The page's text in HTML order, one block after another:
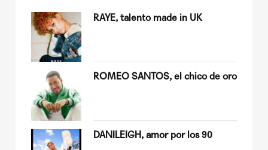
RAYE, talento made in UK
ROMEO SANTOS, el chico de oro
DANILEIGH, amor por los 90